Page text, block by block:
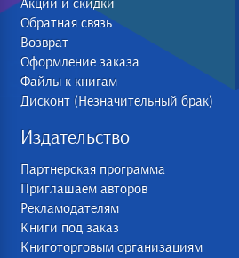
Акции и скидки
Обратная связь
Возврат
Оформление заказа
Файлы к книгам
Дисконт (Незначительный брак)
Издательство
Партнерская программа
Приглашаем авторов
Рекламодателям
Книги под заказ
Книготорговым организациям